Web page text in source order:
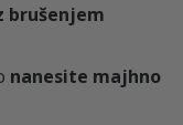
brušenjem
nanesite majhno